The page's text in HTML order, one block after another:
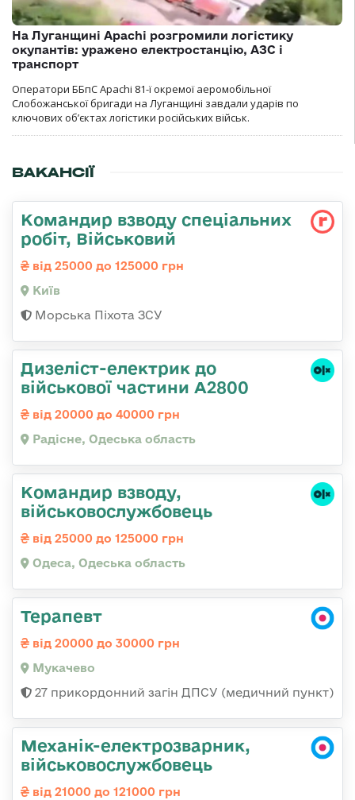
На Луганщині Apachi розгромили логістику
окупантів: уражено електростанцію, АЗС і
транспорт
Оператори ББпС Apachi 81-ї окремої аеромобільної
Слобожанської бригади на Луганщині завдали ударів по
ключових об’єктах логістики російських військ.
ВАКАНСІЇ
Командир взводу спеціальних
робіт, Військовий
від 25000 до 125000 грн
Київ
Морська Піхота ЗСУ
Дизеліст-електрик до
військової частини А2800
від 20000 до 40000 грн
Радісне, Одеська область
Командир взводу,
військовослужбовець
від 25000 до 125000 грн
Одеса, Одеська область
Терапевт
від 20000 до 30000 грн
Мукачево
27 прикордонний загін ДПСУ (медичний пункт)
Механік-електрозварник,
військовослужбовець
від 21000 до 121000 грн